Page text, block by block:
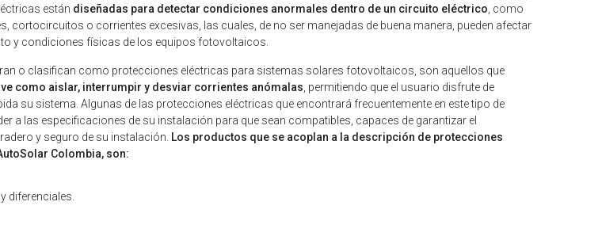
están diseñadas para detectar condiciones anormales dentro de un circuito eléctrico , como
cortocircuitos o corrientes excesivas, las cuales, de no ser manejadas de buena manera, pueden afectar
y condiciones físicas de los equipos fotovoltaicos.
o clasifican como protecciones eléctricas para sistemas solares fotovoltaicos, son aquellos que
como aislar, interrumpir y desviar corrientes anómalas , permitiendo que el usuario disfrute de
su sistema. Algunas de las protecciones eléctricas que encontrará frecuentemente en este tipo de
a las especificaciones de su instalación para que sean compatibles, capaces de garantizar el
y seguro de su instalación. Los productos que se acoplan a la descripción de protecciones
Colombia, son:
diferenciales.